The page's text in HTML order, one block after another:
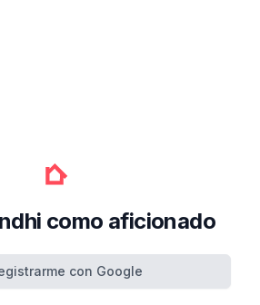
como aficionado
con Google